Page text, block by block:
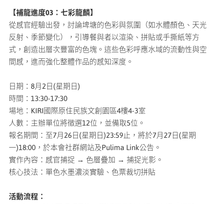
【補龍進度03：七彩龍麟】
從感官經驗出發，討論埤塘的色彩與氛圍（如水體顏色、天光
反射、季節變化），引導餐與者以渲染、拼貼或手撕紙等方
式，創造出層次豐富的色塊。這些色彩呼應水域的流動性與空
間感，進而強化整體作品的感知深度。
日期：8月2日(星期日)
時間：13:30-17:30
場地：KIRI國際原住民族文創園區4樓4-3室
人數：主辦單位將徵選12位，並備取5位。
報名期間：至7月26日(星期日)23:59止，將於7月27日(星期
一)18:00，於本會社群網站及Pulima Link公告。
實作內容：感官捕捉 → 色層疊加 → 捕捉光影。
核心技法：單色水墨濃淡實驗、色票裁切拼貼
活動流程：